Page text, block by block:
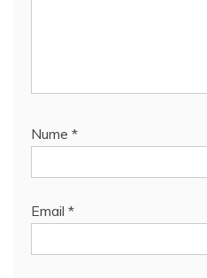
Nume *
Email *